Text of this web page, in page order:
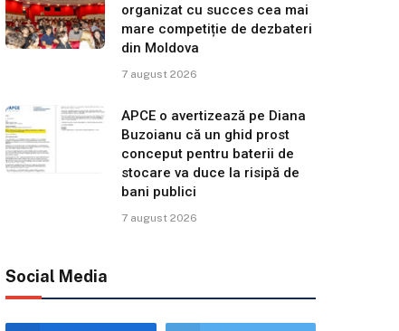
organizat cu succes cea mai
mare competiție de dezbateri
din Moldova
7 august 2026
APCE o avertizează pe Diana
Buzoianu că un ghid prost
conceput pentru baterii de
stocare va duce la risipă de
bani publici
7 august 2026
Social Media